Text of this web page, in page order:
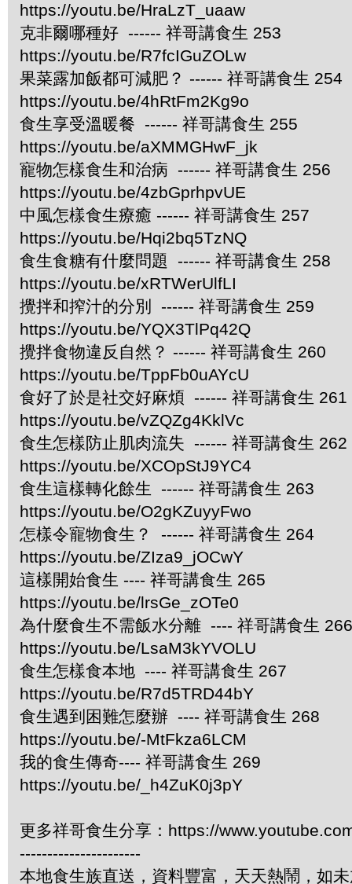
https://youtu.be/HraLzT_uaaw
克非爾哪種好 ------ 祥哥講食生 253
https://youtu.be/R7fcIGuZOLw
果菜露加飯都可減肥？ ------ 祥哥講食生 254
https://youtu.be/4hRtFm2Kg9o
食生享受溫暖餐 ------ 祥哥講食生 255
https://youtu.be/aXMMGHwF_jk
寵物怎樣食生和治病 ------ 祥哥講食生 256
https://youtu.be/4zbGprhpvUE
中風怎樣食生療癒 ------ 祥哥講食生 257
https://youtu.be/Hqi2bq5TzNQ
食生食糖有什麼問題 ------ 祥哥講食生 258
https://youtu.be/xRTWerUlfLI
攪拌和搾汁的分別 ------ 祥哥講食生 259
https://youtu.be/YQX3TlPq42Q
攪拌食物違反自然？ ------ 祥哥講食生 260
https://youtu.be/TppFb0uAYcU
食好了於是社交好麻煩 ------ 祥哥講食生 261
https://youtu.be/vZQZg4KklVc
食生怎樣防止肌肉流失 ------ 祥哥講食生 262
https://youtu.be/XCOpStJ9YC4
食生這樣轉化餘生 ------ 祥哥講食生 263
https://youtu.be/O2gKZuyyFwo
怎樣令寵物食生？ ------ 祥哥講食生 264
https://youtu.be/ZIza9_jOCwY
這樣開始食生 ---- 祥哥講食生 265
https://youtu.be/lrsGe_zOTe0
為什麼食生不需飯水分離 ---- 祥哥講食生 266
https://youtu.be/LsaM3kYVOLU
食生怎樣食本地 ---- 祥哥講食生 267
https://youtu.be/R7d5TRD44bY
食生遇到困難怎麼辦 ---- 祥哥講食生 268
https://youtu.be/-MtFkza6LCM
我的食生傳奇---- 祥哥講食生 269
https://youtu.be/_h4ZuK0j3pY
更多祥哥食生分享：https://
----------------------
本地食生族直送，資料豐富，天天熱鬧，如